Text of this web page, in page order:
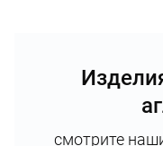
смотрите